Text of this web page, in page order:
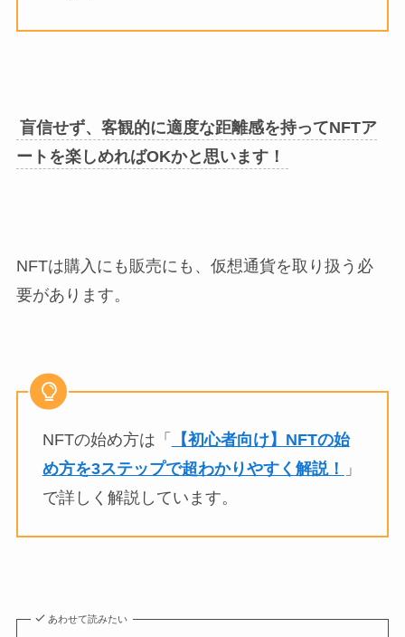
盲信せず、客観的に適度な距離感を持ってNFTア
ートを楽しめればOKかと思います！
NFTは購入にも販売にも、仮想通貨を取り扱う必
要があります。
NFTの始め方は「
【初心者向け】NFTの始
め方を3ステップで超わかりやすく解説！
」
で詳しく解説しています。
あわせて読みたい